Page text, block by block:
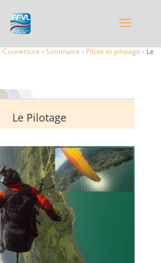
Couverture -Sommaire - Pilote et pilotage - Le
Le Pilotage